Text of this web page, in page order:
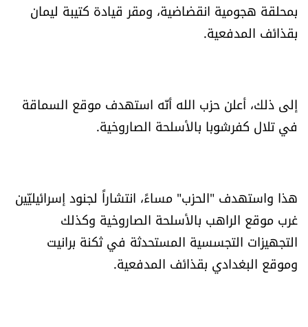
بمحلقة هجومية انقضاضية، ومقر قيادة كتيبة ليمان
بقذائف المدفعية.
إلى ذلك، أعلن حزب الله أنّه استهدف موقع السماقة
في تلال كفرشوبا بالأسلحة الصاروخية.
هذا واستهدف "الحزب" مساءً، انتشاراً لجنود إسرائيليّين
غرب موقع الراهب بالأسلحة الصاروخية وكذلك
التجهيزات التجسسية المستحدثة في ثكنة برانيت
وموقع البغدادي بقذائف المدفعية.